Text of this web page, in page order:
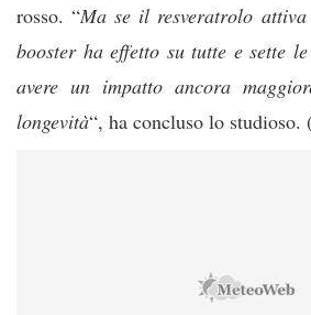
rosso. “Ma se il resveratrolo
booster ha effetto su tutte e sette
avere un impatto ancora
longevità“, ha concluso lo studioso.